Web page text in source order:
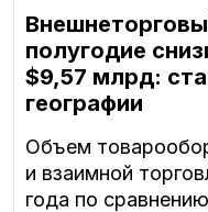
полугодие
$9,57 млрд:
географии
Объем
и взаимной
года по